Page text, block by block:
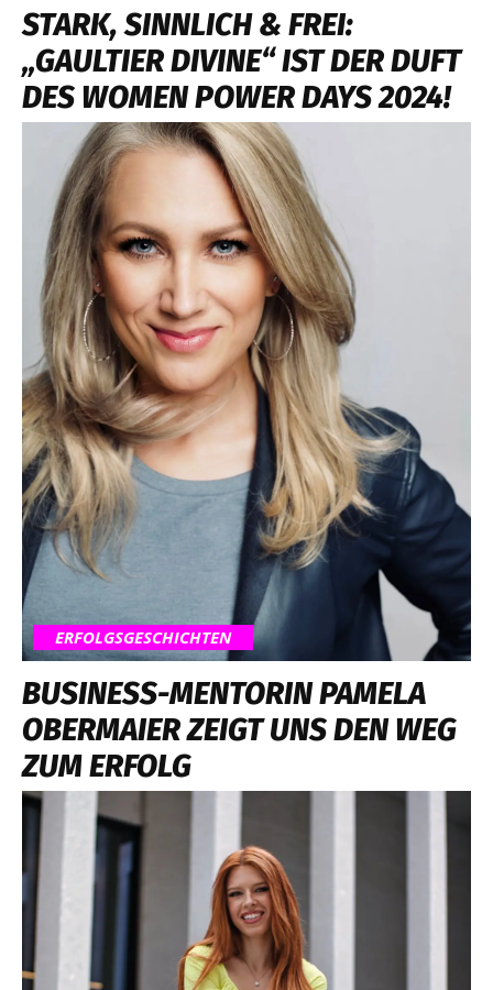
STARK, SINNLICH & FREI:
„GAULTIER DIVINE“ IST DER DUFT
DES WOMEN POWER DAYS 2024!
ERFOLGSGESCHICHTEN
BUSINESS-MENTORIN PAMELA
OBERMAIER ZEIGT UNS DEN WEG
ZUM ERFOLG